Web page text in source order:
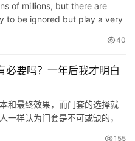
of millions, but there are
to be ignored but play a very
40
必要吗？一年后我才明白
和最终效果，而门套的选择就
一样认为门套是不可或缺的，
155